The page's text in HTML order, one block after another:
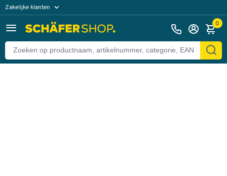
Zakelijke klanten
Particuliere klanten 0
Terug